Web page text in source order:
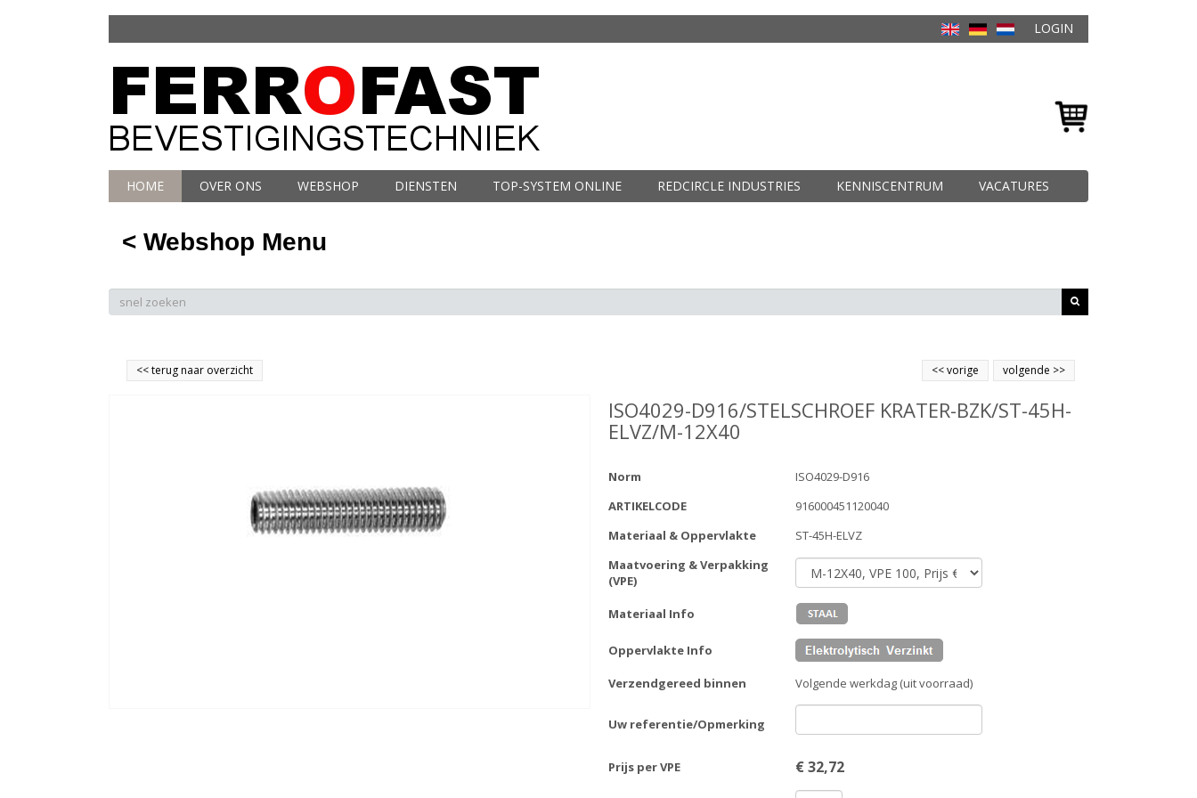
LOGIN
HOME OVER ONS WEBSHOP DIENSTEN TOP-SYSTEM ONLINE REDCIRCLE INDUSTRIES KENNISCENTRUM VACATURES
< Webshop Menu
<<terug naar overzicht volgende >>
<<vorige
ISO4029-D916/STELSCHROEF KRATER-BZK/ST-45H-
ELVZ/M-12X40
Norm
ISO4029-D916
ARTIKELCODE
916000451120040
Materiaal & Oppervlakte
ST-45H-ELVZ
Maatvoering & Verpakking
(VPE)
Materiaal Info
Oppervlakte Info
Verzendgereed binnen Volgende werkdag (uit voorraad)
Uw referentie/Opmerking
Prijs per VPE €32,72